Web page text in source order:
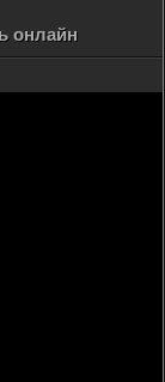
онлайн